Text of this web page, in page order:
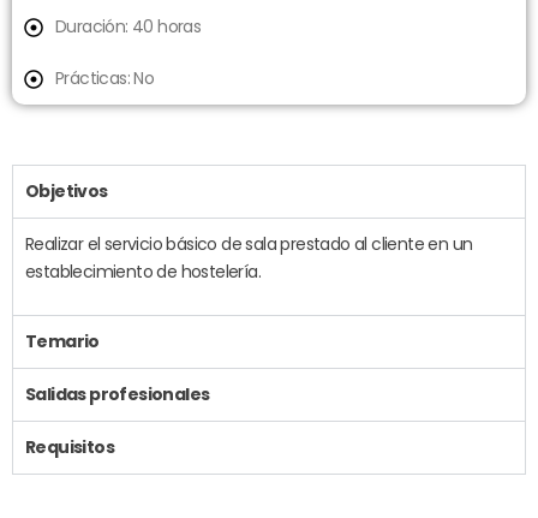
Duración: 40 horas
Prácticas: No
Objetivos
Realizar el servicio básico de sala prestado al cliente en un
establecimiento de hostelería.
Temario
Salidas profesionales
Requisitos